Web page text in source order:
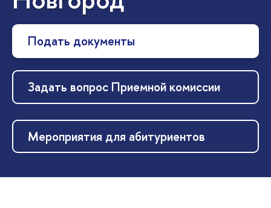
Подать документы
Задать вопрос Приемной комиссии
Мероприятия для абитуриентов